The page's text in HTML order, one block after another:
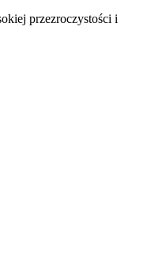
przezroczystości i